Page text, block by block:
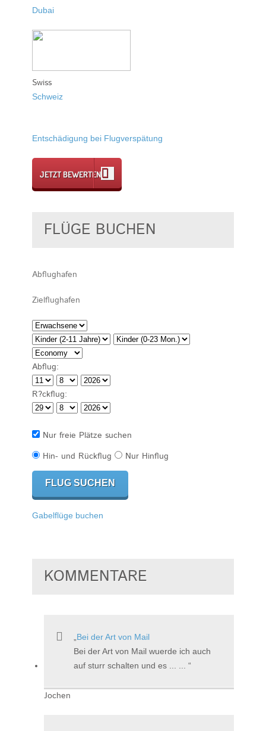
Dubai
Swiss
Schweiz
Entschädigung bei Flugverspätung
JETZT BEWERTEN
FLÜGE BUCHEN
Abflug:
R?ckflug:
Nur freie Plätze suchen
Hin- und Rückflug
Nur Hinflug
Gabelflüge buchen
KOMMENTARE
Bei der Art von Mail
Bei der Art von Mail wuerde ich auch
auf sturr schalten und es ... ...
Jochen